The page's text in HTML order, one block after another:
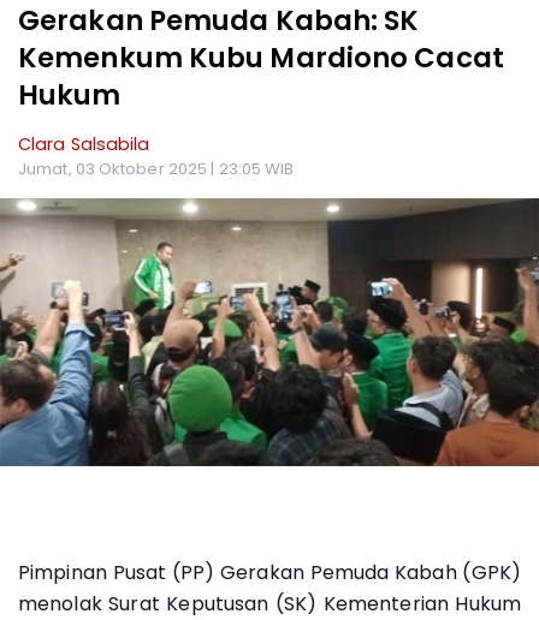
Gerakan Pemuda Kabah: SK
Kemenkum Kubu Mardiono Cacat
Hukum
Clara Salsabila
Jumat, 03 Oktober 2025 | 23:05 WIB
Pimpinan Pusat (PP) Gerakan Pemuda Kabah (GPK)
menolak Surat Keputusan (SK) Kementerian Hukum